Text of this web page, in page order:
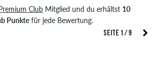
SEITE 1 / 9
ClubMitglied und du erhältst 10
Punktefür jede Bewertung.